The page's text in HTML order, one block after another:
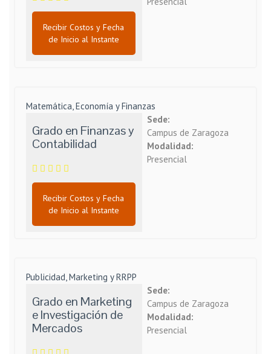
Recibir Costos y Fecha
de Inicio al Instante
Matemática, Economía y Finanzas
Grado en Finanzas y
Contabilidad
Recibir Costos y Fecha
de Inicio al Instante
Sede:
Campus de Zaragoza
Modalidad:
Presencial
Publicidad, Marketing y RRPP
Grado en Marketing
e Investigación de
Mercados
Sede:
Campus de Zaragoza
Modalidad:
Presencial